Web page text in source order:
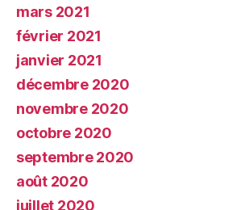
mars 2021
février 2021
janvier 2021
décembre 2020
novembre 2020
octobre 2020
septembre 2020
août 2020
juillet 2020